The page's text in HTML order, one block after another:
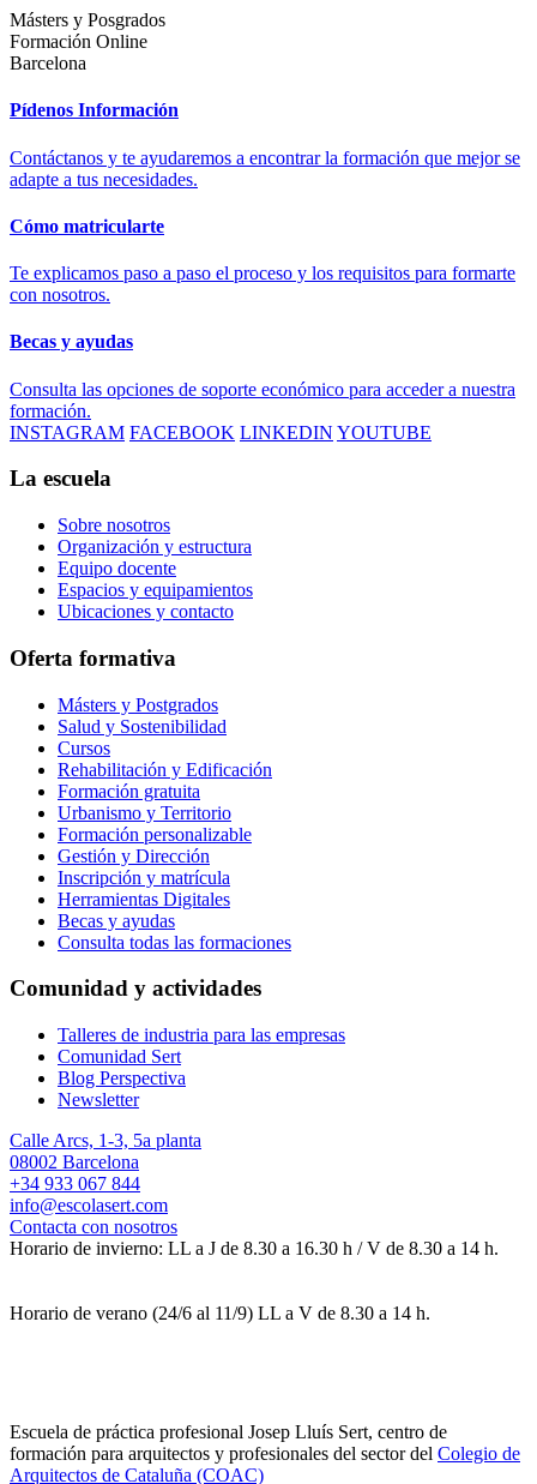
Másters y Posgrados
Formación Online
Barcelona
Pídenos Información
Contáctanos y te ayudaremos a encontrar la formación que mejor se
adapte a tus necesidades.
Cómo matricularte
Te explicamos paso a paso el proceso y los requisitos para formarte
con nosotros.
Becas y ayudas
Consulta las opciones de soporte económico para acceder a nuestra
formación.
INSTAGRAM FACEBOOK LINKEDIN YOUTUBE
La escuela
Sobre nosotros
Organización y estructura
Equipo docente
Espacios y equipamientos
Ubicaciones y contacto
Oferta formativa
Másters y Postgrados
Salud y Sostenibilidad
Cursos
Rehabilitación y Edificación
Formación gratuita
Urbanismo y Territorio
Formación personalizable
Gestión y Dirección
Inscripción y matrícula
Herramientas Digitales
Becas y ayudas
Consulta todas las formaciones
Comunidad y actividades
Talleres de industria para las empresas
Comunidad Sert
Blog Perspectiva
Newsletter
Calle Arcs, 1-3, 5a planta
08002 Barcelona
+34 933 067 844
info@escolasert.com
Contacta con nosotros
Horario de invierno: LL a J de 8.30 a 16.30 h / V de 8.30 a 14 h.
Horario de verano (24/6 al 11/9) LL a V de 8.30 a 14 h.
Escuela de práctica profesional Josep Lluís Sert, centro de
formación para arquitectos y profesionales del sector del Colegio de
Arquitectos de Cataluña (COAC)